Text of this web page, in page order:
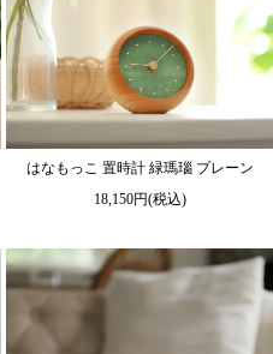
はなもっこ 置時計 緑瑪瑙 プレーン
18,150円(税込)